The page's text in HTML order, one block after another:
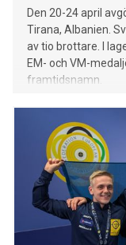
Den 20-24 april
Tirana, Albanien.
av tio brottare. I
EM- och VM-
framtidsnamn.